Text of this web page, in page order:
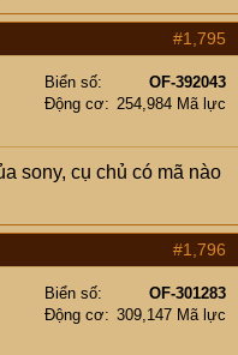
#1,795
Biển số
OF-392043
Động cơ
254,984 Mã lực
sony, cụ chủ có mã nào
#1,796
Biển số
OF-301283
Động cơ
309,147 Mã lực